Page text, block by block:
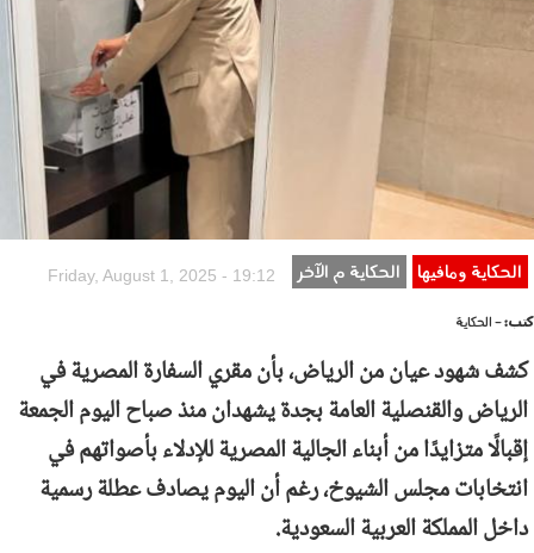
الحكاية ومافيها الحكاية م الآخر Friday, August 1, 2025 - 19:12
كتب:- الحكاية
كشف شهود عيان من الرياض، بأن مقري السفارة المصرية في
الرياض والقنصلية العامة بجدة يشهدان منذ صباح اليوم الجمعة
إقبالًا متزايدًا من أبناء الجالية المصرية للإدلاء بأصواتهم في
انتخابات مجلس الشيوخ، رغم أن اليوم يصادف عطلة رسمية
داخل المملكة العربية السعودية.